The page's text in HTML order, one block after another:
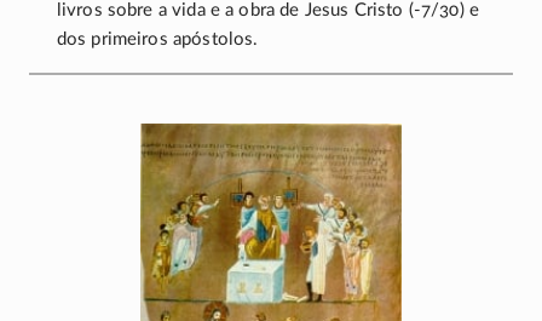
livros sobre a vida e a obra de Jesus Cristo (-7/30)e
dos primeiros apóstolos.